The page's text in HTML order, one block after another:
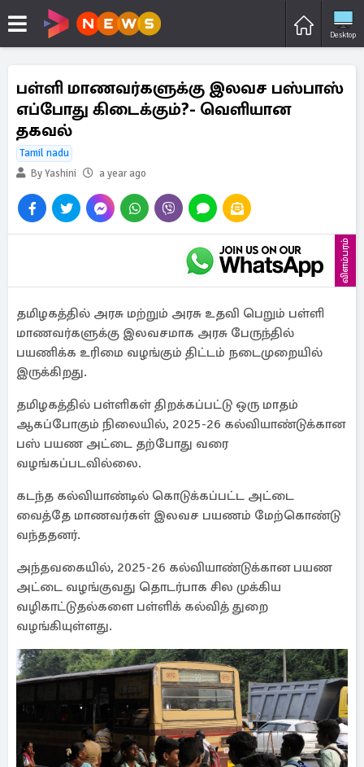
Desktop
பள்ளி மாணவர்களுக்கு இலவச பஸ்பாஸ்
எப்போது கிடைக்கும்?- வெளியான
தகவல்
Tamil nadu
By Yashini
a year ago
விளம்பரம்
தமிழகத்தில் அரசு மற்றும் அரசு உதவி பெறும் பள்ளி
மாணவர்களுக்கு இலவசமாக அரசு பேருந்தில்
பயணிக்க உரிமை வழங்கும் திட்டம் நடைமுறையில்
இருக்கிறது.
தமிழகத்தில் பள்ளிகள் திறக்கப்பட்டு ஒரு மாதம்
ஆகப்போகும் நிலையில், 2025-26 கல்வியாண்டுக்கான
பஸ் பயண அட்டை தற்போது வரை
வழங்கப்படவில்லை.
கடந்த கல்வியாண்டில் கொடுக்கப்பட்ட அட்டை
வைத்தே மாணவர்கள் இலவச பயணம் மேற்கொண்டு
வந்ததனர்.
அந்தவகையில், 2025-26 கல்வியாண்டுக்கான பயண
அட்டை வழங்குவது தொடர்பாக சில முக்கிய
வழிகாட்டுதல்களை பள்ளிக் கல்வித் துறை
வழங்கியுள்ளது.